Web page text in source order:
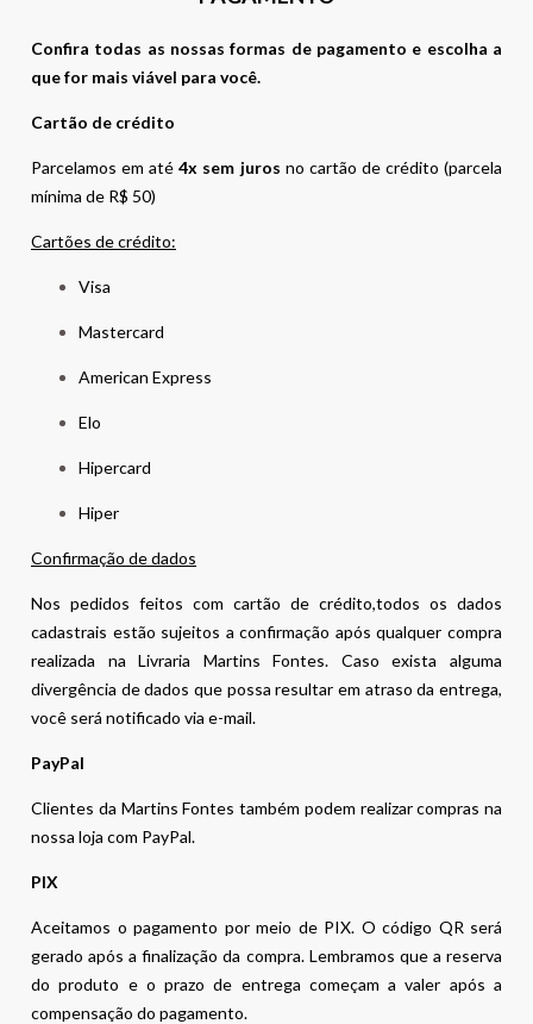
Confira todas as nossas formas de pagamento e escolha a
que for mais viável para você.
Cartão de crédito
Parcelamos em até4x sem juros no cartão de crédito (parcela
mínima de R$ 50)
Cartões de crédito:
Visa
Mastercard
American Express
Elo
Hipercard
Hiper
Confirmação de dados
Nos pedidos feitos com cartão de crédito,todos os dados
cadastrais estão sujeitos a confirmação após qualquer compra
realizada na Livraria Martins Fontes. Caso exista alguma
divergência de dados que possa resultar em atraso da entrega,
você será notificado via e-mail.
PayPal
Clientes da Martins Fontes também podem realizar compras na
nossa loja com PayPal.
PIX
Aceitamos o pagamento por meio de PIX. O código QR será
gerado após a finalização da compra. Lembramos que a reserva
do produto e o prazo de entrega começam a valer após a
compensação do pagamento.